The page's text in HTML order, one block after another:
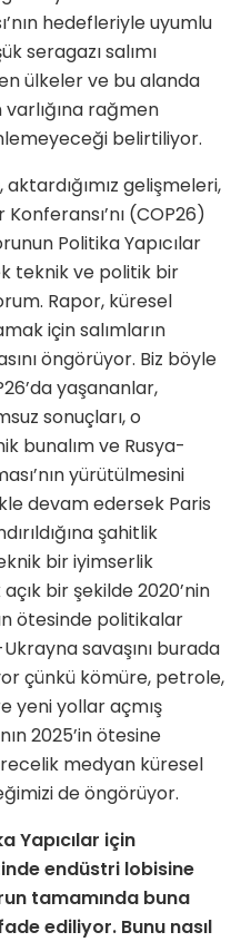
hedefleriyle uyumlu
seragazı salımı
ülkeler ve bu alanda
rağmen
belirtiliyor.
gelişmeleri,
(COP26)
Politika Yapıcılar
teknik ve politik bir
Rapor, küresel
için salımların
öngörüyor. Biz böyle
yaşananlar,
sonuçları, o
bunalım ve Rusya-
yürütülmesini
devam edersek Paris
şahitlik
bir iyimserlik
bir şekilde 2020’nin
ötesinde politikalar
savaşını burada
çünkü kömüre, petrole,
yeni yollar açmış
2025’in ötesine
medyan küresel
de öngörüyor.
Yapıcılar için
endüstri lobisine
tamamında buna
ediliyor. Bunu nasıl